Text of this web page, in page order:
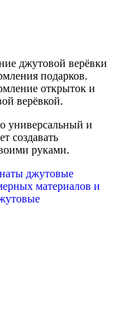
джутовой верёвки
подарков.
открыток и
верёвкой.
универсальный и
создавать
руками.
джутовые
материалов и